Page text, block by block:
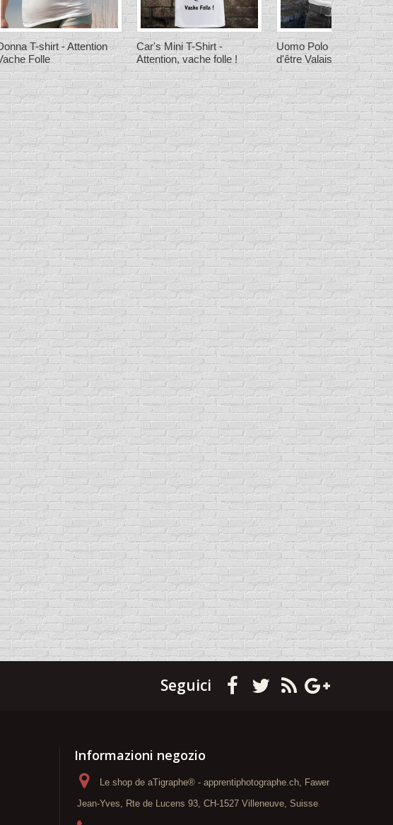
T-shirt - Attention
Folle
Car's Mini T-Shirt -
Attention, vache folle !
Uomo Polo Shirt - Fier
d'être Valaisan
Seguici
Informazioni negozio
Le shop de aTigraphe® - apprentiphotographe.ch, Fawer
Jean-Yves, Rte de Lucens 93, CH-1527 Villeneuve, Suisse